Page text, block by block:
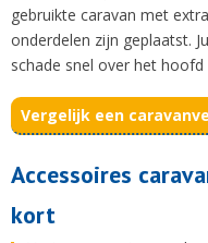
gebruikte caravan met
onderdelen zijn geplaatst.
schade snel over het hoofd
Vergelijk een
Accessoires
kort